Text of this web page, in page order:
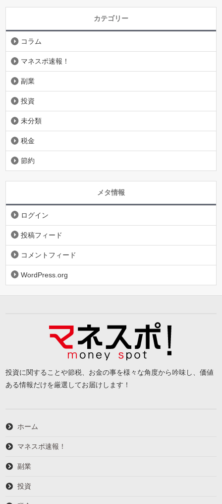
カテゴリー
コラム
マネスポ速報！
副業
投資
未分類
税金
節約
メタ情報
ログイン
投稿フィード
コメントフィード
WordPress.org
投資に関することや節税、お金の事を様々な角度から吟味し、価値
ある情報だけを厳選してお届けします！
ホーム
マネスポ速報！
副業
投資